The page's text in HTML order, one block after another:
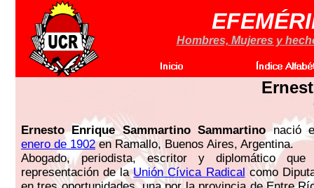
Hombres, Mujeres y
Ernesto Enrique Sammartino Sammartinonació
enero de 1902en Ramallo, Buenos Aires, Argentina.
Abogado, periodista, escritor y diplomático
representación de laUnión Cívica Radical como